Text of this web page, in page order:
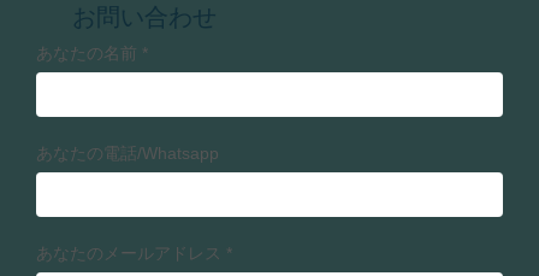
お問い合わせ
あなたの名前 *
あなたの電話/Whatsapp
あなたのメールアドレス *